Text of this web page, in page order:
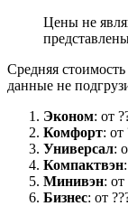
Цены не
Средняя
данные не
Эконом: от
Комфорт: от
Универсал:
Компактвэн
Минивэн: от
Бизнес: от